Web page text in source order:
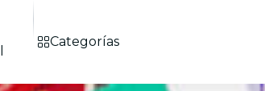
Categorías